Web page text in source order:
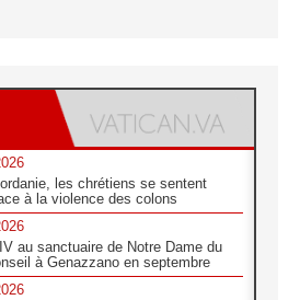
les chrétiens se sentent
à la violence des colons
au sanctuaire de Notre Dame du
à Genazzano en septembre